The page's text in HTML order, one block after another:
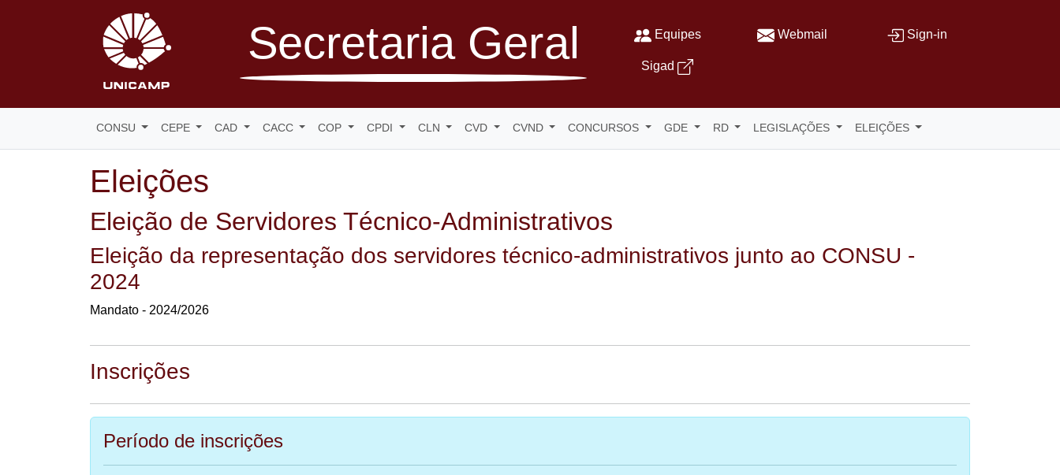
Secretaria Geral Equipes Webmail Sign-in
Sigad
CONSU CEPE CAD CACC COP CPDI CLN CVD CVND CONCURSOS GDE RD LEGISLAÇÕES ELEIÇÕES
Eleições
Eleição de Servidores Técnico-Administrativos
Eleição da representação dos servidores técnico-administrativos junto ao CONSU -
2024
Mandato - 2024/2026
Inscrições
Período de inscrições